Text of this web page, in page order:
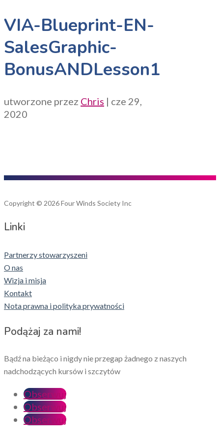
VIA-Blueprint-EN-
SalesGraphic-
BonusANDLesson1
utworzone przez Chris | cze 29,
2020
Copyright © 2026 Four Winds Society Inc
Linki
Partnerzy stowarzyszeni
O nas
Wizja i misja
Kontakt
Nota prawna i polityka prywatności
Podążaj za nami!
Bądź na bieżąco i nigdy nie przegap żadnego z naszych
nadchodzących kursów i szczytów
Obserwuj
Obserwuj
Obserwuj